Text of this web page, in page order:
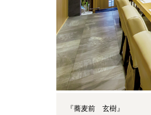
『蕎麦前 玄樹』